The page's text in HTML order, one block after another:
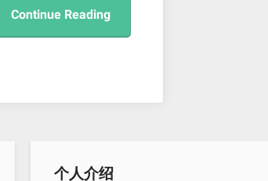
Continue Reading
个人介绍